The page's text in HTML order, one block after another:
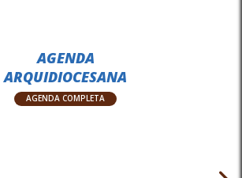
AGENDA
ARQUIDIOCESANA
AGENDA COMPLETA